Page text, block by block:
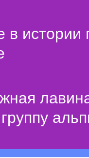
в истории